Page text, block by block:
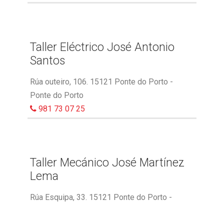
Taller Eléctrico José Antonio
Santos
Rúa outeiro, 106. 15121 Ponte do Porto -
Ponte do Porto
981 73 07 25
Taller Mecánico José Martínez
Lema
Rúa Esquipa, 33. 15121 Ponte do Porto -